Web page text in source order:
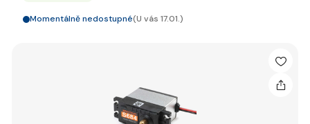
Momentálně nedostupné(U vás 17.01.)